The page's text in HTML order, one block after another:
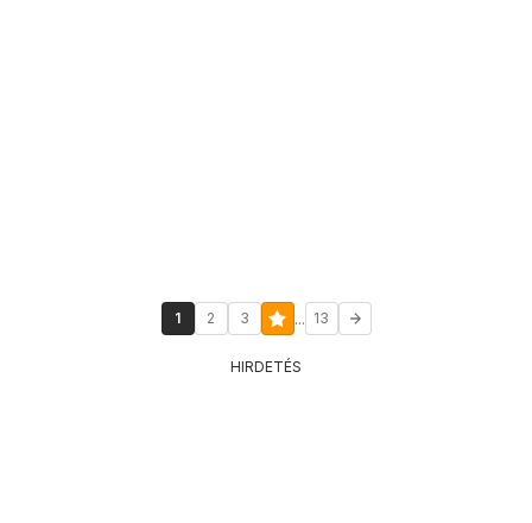
1 2 3 ... 13
HIRDETÉS